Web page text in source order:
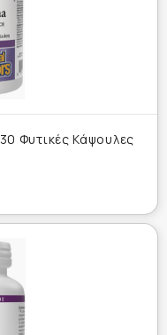
Φυτικές Κάψουλες